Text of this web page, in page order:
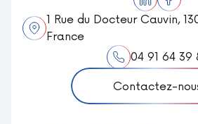
1 Rue du Docteur Cauvin,
France
04 91 64 39
Contactez-